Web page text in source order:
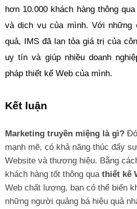
hơn 10.000 khách hàng thông
và dịch vụ của mình. Với những
quả, IMS đã lan tỏa giá trị của
uy tín và giúp nhiều doanh
pháp thiết kế Web của mình.
Kết luận
Marketing truyền miệng là gì?
mạnh mẽ, có khả năng thúc đẩy
Website và thương hiệu. Bằng
khách hàng tốt thông qua thiết kế
Web chất lượng, bạn có thể biến
những người quảng bá hiệu quả